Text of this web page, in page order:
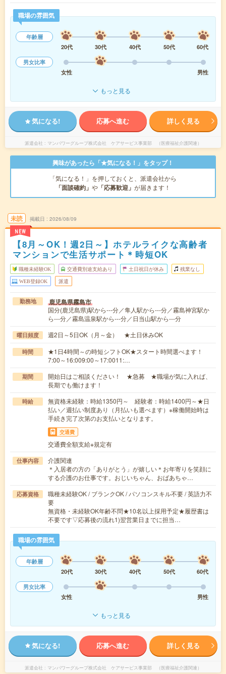
職場の雰囲気
年齢層
20代
30代 40代 50代
60代
男女比率
女性
男性
もっと見る
気になる! 応募へ進む 詳しく見る
派遣会社 マンパワーグループ株式会社 ケアサービス事業部 （医療福祉介護関連）
興味があったら「★気になる！」をタップ！
「気になる！」を押しておくと、派遣会社から
「面談確約」 や 「応募歓迎」 が届きます！
未読
NEW
掲載日 2026/08/09
【8月～OK！週2日～】ホテルライクな高齢者
マンションで生活サポート＊時短OK
職種未経験OK 交通費別途支給あり 土日祝日が休み 残業なし
WEB登録OK 派遣
勤務地 鹿児島県霧島市
国分(鹿児島県)駅から---分／隼人駅から---分／霧島神宮駅か
ら---分／霧島温泉駅から---分／日当山駅から---分
曜日頻度 週2日～5日OK（月～金） ★土日休みOK
時間
★1日4時間～の時短シフトOK★スタート時間選べます！
7:00～16:009:00～17:0011:…
期間
開始日はご相談ください！ ★急募 ★職場が気に入れば、
長期でも働けます！
時給
無資格未経験：時給1350円～ 経験者：時給1400円～★日
払い／週払い制度あり（月払いも選べます）※稼働開始時は
手続き完了次第のお支払いとなります。
交通費
交通費全額支給※規定有
仕事内容
介護関連
＊入居者の方の「ありがとう」が嬉しい＊お年寄りを笑顔に
する介護のお仕事です。おじいちゃん、おばあちゃ…
応募資格
職種未経験OK / ブランクOK / パソコンスキル不要 / 英語力不
要
無資格・未経験OK年齢不問★10名以上採用予定★履歴書は
不要です▽応募後の流れ1)翌営業日までに担当…
職場の雰囲気
年齢層
20代
30代 40代 50代
60代
男女比率
女性
男性
もっと見る
気になる! 応募へ進む 詳しく見る
派遣会社 マンパワーグループ株式会社 ケアサービス事業部 （医療福祉介護関連）